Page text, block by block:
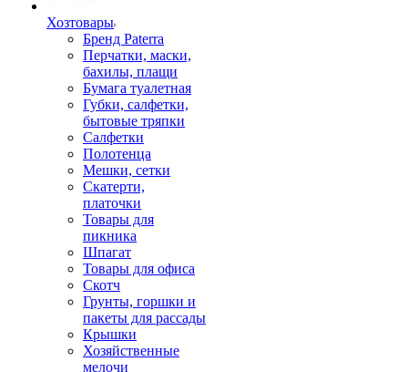
Хозтовары
Бренд Paterra
Перчатки, маски,
бахилы, плащи
Бумага туалетная
Губки, салфетки,
бытовые тряпки
Салфетки
Полотенца
Мешки, сетки
Скатерти,
платочки
Товары для
пикника
Шпагат
Товары для офиса
Скотч
Грунты, горшки и
пакеты для рассады
Крышки
Хозяйственные
мелочи